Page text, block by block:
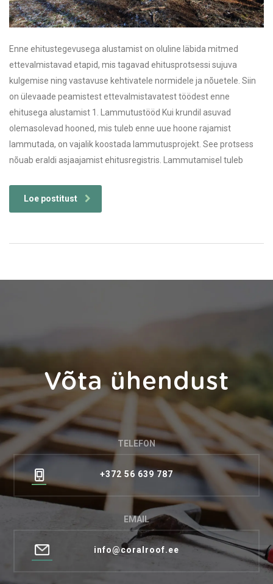
Enne ehitustegevusega alustamist on oluline läbida mitmed
ettevalmistavad etapid, mis tagavad ehitusprotsessi sujuva
kulgemise ning vastavuse kehtivatele normidele ja nõuetele. Siin
on ülevaade peamistest ettevalmistavatest töödest enne
ehitusega alustamist 1. Lammutustööd Kui krundil asuvad
olemasolevad hooned, mis tuleb enne uue hoone rajamist
lammutada, on vajalik koostada lammutusprojekt. See protsess
nõuab eraldi asjaajamist ehitusregistris. Lammutamisel tuleb
Loe postitust
Võta ühendust
TELEFON
+372 56 639 787
EMAIL
info@coralroof.ee